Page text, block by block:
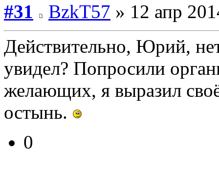
#31
BzkT57 » 12 апр
Действительно, Юрий,
увидел? Попросили
желающих, я выразил
остынь.
0